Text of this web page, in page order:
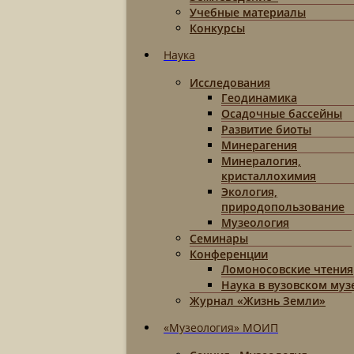
Учебные материалы
Конкурсы
Наука
Исследования
Геодинамика
Осадочные бассейны
Развитие биоты
Минерагения
Минералогия,
кристаллохимия
Экология,
природопользование
Музеология
Семинары
Конференции
Ломоносовские чтения
Наука в вузовском
Журнал «Жизнь Земли»
«Музеология» МОИП